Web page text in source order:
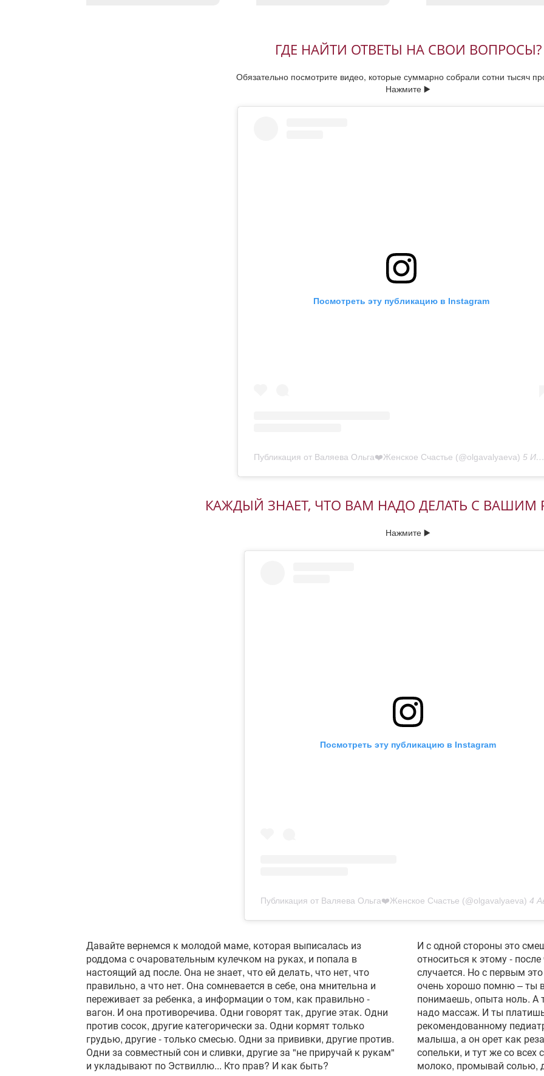
ГДЕ НАЙТИ ОТВЕТЫ НА СВОИ ВОПРОСЫ?
Обязательно посмотрите видео, которые суммарно собрали сотни тысяч
Нажмите ▶️
Посмотреть эту публикацию в Instagram
Публикация от Валяева Ольга❤️Женское Счастье (@olgavalyaeva) 5 Июл 2017 в 12:08 PDT
КАЖДЫЙ ЗНАЕТ, ЧТО ВАМ НАДО ДЕЛАТЬ С ВАШИМ
Нажмите ▶️
Посмотреть эту публикацию в Instagram
Публикация от Валяева Ольга❤️Женское Счастье (@olgavalyaeva) 4 Авг 2017 в
Давайте вернемся к молодой маме, которая выписалась из
роддома с очаровательным кулечком на руках, и попала в
настоящий ад после. Она не знает, что ей делать, что нет, что
правильно, а что нет. Она сомневается в себе, она мнительна и
переживает за ребенка, а информации о том, как правильно -
вагон. И она противоречива. Одни говорят так, другие этак. Одни
против сосок, другие категорически за. Одни кормят только
грудью, другие - только смесью. Одни за прививки, другие против.
Одни за совместный сон и сливки, другие за "не приручай к рукам"
и укладывают по Эствиллю... Кто прав? И как быть?
И с одной стороны это
относиться к этому -
случается. Но с первым
очень хорошо помню – ты
понимаешь, опыта ноль. А
надо массаж. И ты
рекомендованному
малыша, а он орет как
сопельки, и тут же со всех
молоко, промывай солью,